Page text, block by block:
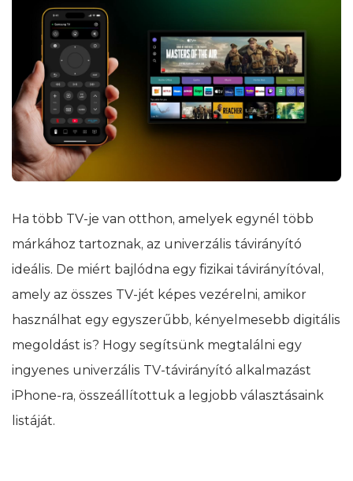
Ha több TV-je van otthon, amelyek egynél több
márkához tartoznak, az univerzális távirányító
ideális. De miért bajlódna egy fizikai távirányítóval,
amely az összes TV-jét képes vezérelni, amikor
használhat egy egyszerűbb, kényelmesebb digitális
megoldást is? Hogy segítsünk megtalálni egy
ingyenes univerzális TV-távirányító alkalmazást
iPhone-ra, összeállítottuk a legjobb választásaink
listáját.